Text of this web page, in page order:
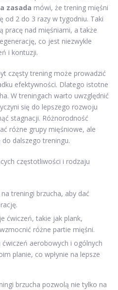
zasada mówi, że trening mięśni
od 2 do 3 razy w tygodniu. Taki
pracę nad mięśniami, a także
co jest niezwykle
i kontuzji.
częsty trening może prowadzić
efektywności. Dlatego istotne
W treningach warto uwzględnić
się do lepszego rozwoju
stagnacji. Różnorodność
różne grupy mięśniowe, ale
dalszego treningu.
częstotliwości i rodzaju
treningi brzucha, aby dać
ćwiczeń, takie jak plank,
różne partie mięśni.
aerobowych i ogólnych
planie, co wpłynie na lepsze
brzucha pozwolą nie tylko na